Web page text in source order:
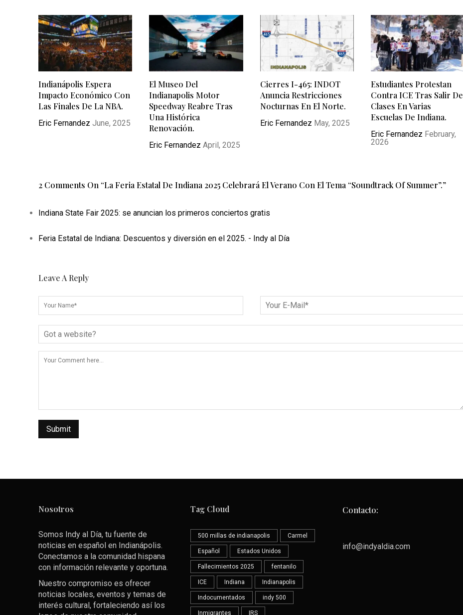
Indianápolis Espera
Impacto Económico Con
Las Finales De La NBA.
Eric Fernandez June, 2025
El Museo Del
Indianapolis Motor
Speedway Reabre Tras
Una Histórica
Renovación.
Eric Fernandez April, 2025
Cierres I-465: INDOT
Anuncia Restricciones
Nocturnas En El Norte.
Eric Fernandez May, 2025
Estudiantes Protestan
Contra ICE Tras Salir De
Clases En Varias
Escuelas De Indiana.
Eric Fernandez February,
2026
2 Comments On “La Feria Estatal De Indiana 2025 Celebrará El Verano Con El Tema “Soundtrack Of Summer”.”
Indiana State Fair 2025: se anuncian los primeros conciertos gratis
Feria Estatal de Indiana: Descuentos y diversión en el 2025. - Indy al Día
Leave A Reply
Nosotros
Somos Indy al Día, tu fuente de
noticias en español en Indianápolis.
Conectamos a la comunidad hispana
con información relevante y oportuna.
Nuestro compromiso es ofrecer
noticias locales, eventos y temas de
interés cultural, fortaleciendo así los
Tag Cloud
500 millas de indianapolis Carmel
Español Estados Unidos
Fallecimientos 2025 fentanilo
ICE Indiana Indianapolis
Indocumentados indy 500
Inmigrantes IRS
Contacto:
info@indyaldia.com